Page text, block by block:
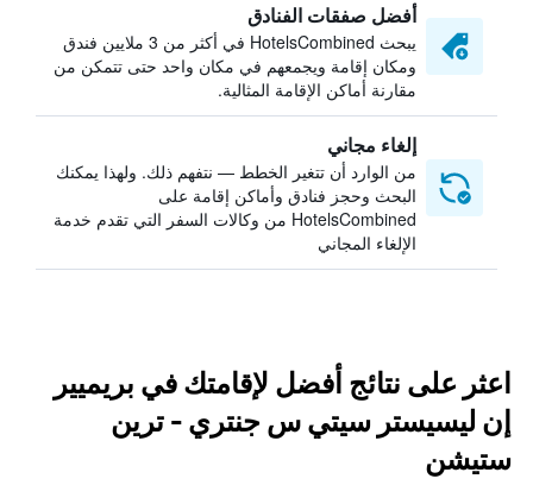
أفضل صفقات الفنادق
يبحث HotelsCombined في أكثر من 3 ملايين فندق
ومكان إقامة ويجمعهم في مكان واحد حتى تتمكن من
مقارنة أماكن الإقامة المثالية.
إلغاء مجاني
من الوارد أن تتغير الخطط — نتفهم ذلك. ولهذا يمكنك
البحث وحجز فنادق وأماكن إقامة على
HotelsCombined من وكالات السفر التي تقدم خدمة
الإلغاء المجاني
اعثر على نتائج أفضل لإقامتك في بريميير
إن ليسيستر سيتي س جنتري - ترين
ستيشن